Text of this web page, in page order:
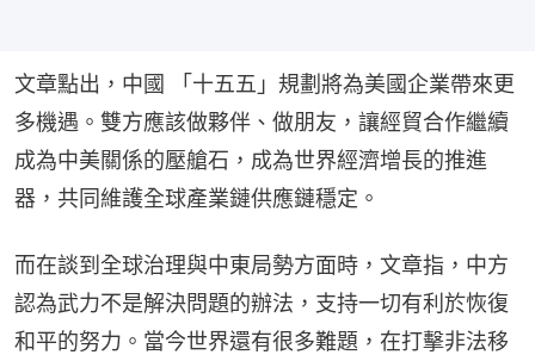
文章點出，中國 「十五五」規劃將為美國企業帶來更
多機遇。雙方應該做夥伴、做朋友，讓經貿合作繼續
成為中美關係的壓艙石，成為世界經濟增長的推進
器，共同維護全球產業鏈供應鏈穩定。
而在談到全球治理與中東局勢方面時，文章指，中方
認為武力不是解決問題的辦法，支持一切有利於恢復
和平的努力。當今世界還有很多難題，在打擊非法移